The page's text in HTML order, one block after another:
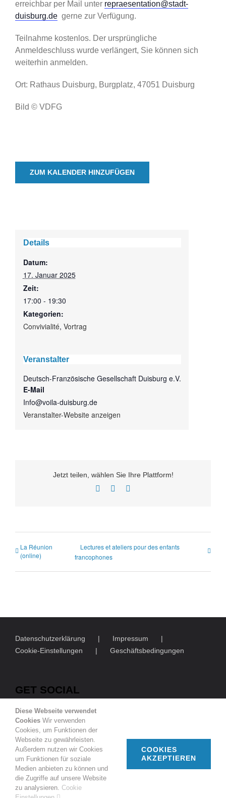
erreichbar per Mail unter repraesentation@stadt-
duisburg.de gerne zur Verfügung.
Teilnahme kostenlos. Der ursprüngliche
Anmeldeschluss wurde verlängert, Sie können sich
weiterhin anmelden.
Ort: Rathaus Duisburg, Burgplatz, 47051 Duisburg
Bild © VDFG
ZUM KALENDER HINZUFÜGEN
Details
Datum:
17. Januar 2025
Zeit:
17:00 - 19:30
Kategorien:
Convivialité, Vortrag
Veranstalter
Deutsch-Französische Gesellschaft Duisburg e.V.
E-Mail
Info@voila-duisburg.de
Veranstalter-Website anzeigen
Jetzt teilen, wählen Sie Ihre Plattform!
Facebook
Twitter
La Réunion
(online)
Lectures et ateliers pour des enfants
francophones
Datenschutzerklärung
Impressum
Cookie-Einstellungen
Geschäftsbedingungen
GET SOCIAL
© Copyright2026 | Deutsch-Französische Gesellschaft
Duisburg e.V.
Diese Webseite verwendet
Cookies Wir verwenden
Cookies, um Funktionen der
Webseite zu gewährleisten.
Außerdem nutzen wir Cookies
um Funktionen für soziale
Medien anbieten zu können und
die Zugriffe auf unsere Website
zu analysieren. Cookie
COOKIES
AKZEPTIEREN